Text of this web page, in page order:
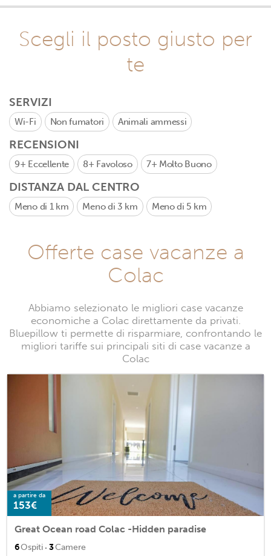
Scegli il posto giusto per
te
SERVIZI
Wi-Fi Non fumatori Animali ammessi
RECENSIONI
9+ Eccellente 8+ Favoloso 7+ Molto Buono
DISTANZA DAL CENTRO
Meno di 1 km Meno di 3 km Meno di 5 km
Offerte case vacanze a
Colac
Abbiamo selezionato le migliori case vacanze
economiche a Colac direttamente da privati.
Bluepillow ti permette di risparmiare, confrontando le
migliori tariffe sui principali siti di case vacanze a
Colac
a partire da
153€
Great Ocean road Colac -Hidden paradise
6Ospiti · 3Camere